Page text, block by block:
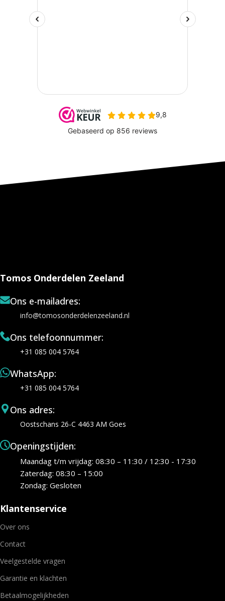
Tomos Onderdelen Zeeland
Ons e-mailadres:
info@tomosonderdelenzeeland.nl
Ons telefoonnummer:
+31 085 004 5764
WhatsApp:
+31 085 004 5764
Ons adres:
Oostschans 26-C 4463 AM Goes
Openingstijden:
Maandag t/m vrijdag: 08:30 – 11:30 / 12:30 - 17:30
Zaterdag: 08:30 – 15:00
Zondag: Gesloten
Klantenservice
Over ons
Contact
Veelgestelde vragen
Garantie en klachten
Betaalmogelijkheden